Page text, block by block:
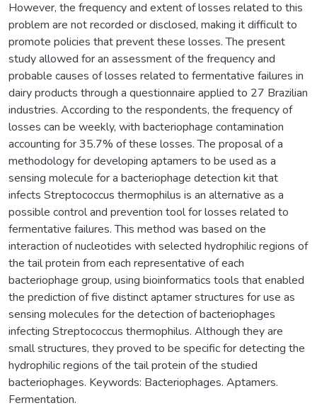
However, the frequency and extent of losses related to this
problem are not recorded or disclosed, making it difficult to
promote policies that prevent these losses. The present
study allowed for an assessment of the frequency and
probable causes of losses related to fermentative failures in
dairy products through a questionnaire applied to 27 Brazilian
industries. According to the respondents, the frequency of
losses can be weekly, with bacteriophage contamination
accounting for 35.7% of these losses. The proposal of a
methodology for developing aptamers to be used as a
sensing molecule for a bacteriophage detection kit that
infects Streptococcus thermophilus is an alternative as a
possible control and prevention tool for losses related to
fermentative failures. This method was based on the
interaction of nucleotides with selected hydrophilic regions of
the tail protein from each representative of each
bacteriophage group, using bioinformatics tools that enabled
the prediction of five distinct aptamer structures for use as
sensing molecules for the detection of bacteriophages
infecting Streptococcus thermophilus. Although they are
small structures, they proved to be specific for detecting the
hydrophilic regions of the tail protein of the studied
bacteriophages. Keywords: Bacteriophages. Aptamers.
Fermentation.